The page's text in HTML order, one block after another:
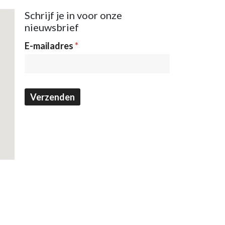
Schrijf je in voor onze
nieuwsbrief
Nieuwsbrief
E-mailadres*
Verzenden